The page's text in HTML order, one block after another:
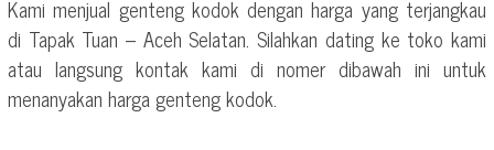
Kami menjual genteng kodok dengan harga yang terjangkau
di Tapak Tuan – Aceh Selatan. Silahkan dating ke toko kami
atau langsung kontak kami di nomer dibawah ini untuk
menanyakan harga genteng kodok.